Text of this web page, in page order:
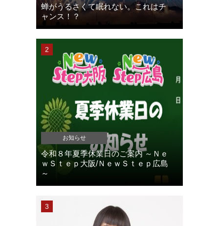
蝉がうるさくて眠れない。これはチ
ャンス！？
お知らせ
令和８年夏季休業日のご案内 ～Ｎｅ
ｗＳｔｅｐ大阪/ＮｅｗＳｔｅｐ広島
～